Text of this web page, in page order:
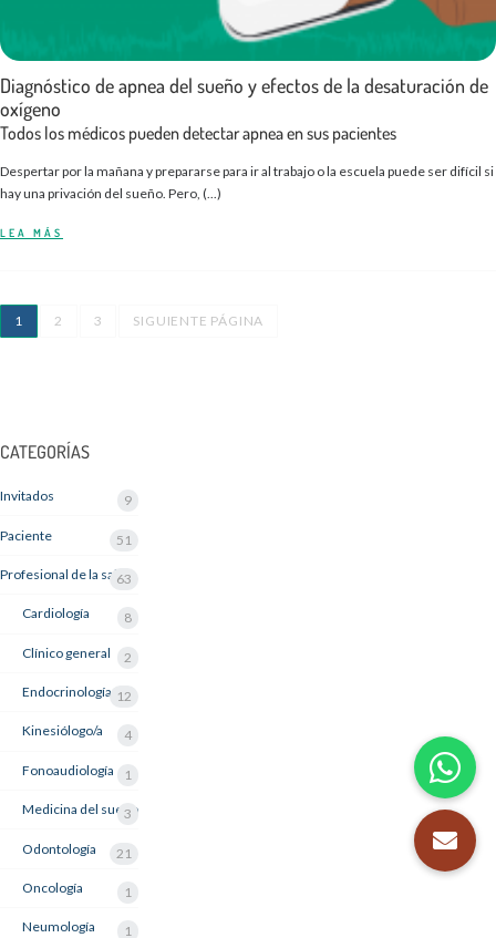
Diagnóstico de apnea del sueño y efectos de la desaturación de
oxígeno
Todos los médicos pueden detectar apnea en sus pacientes
Despertar por la mañana y prepararse para ir al trabajo o la escuela puede ser difícil si
hay una privación del sueño. Pero, (...)
LEA MÁS
1 2 3 SIGUIENTE PÁGINA
CATEGORÍAS
Invitados 9
Paciente 51
Profesional de la salud
63
Cardiología 8
Clínico general 2
Endocrinología 12
Kinesiólogo/a 4
Fonoaudiología 1
Medicina del sueño
3
Odontología 21
Oncología 1
Neumología 1